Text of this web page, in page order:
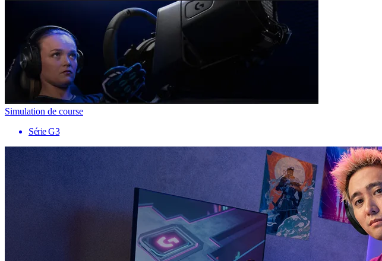
Simulation de course
Série G3